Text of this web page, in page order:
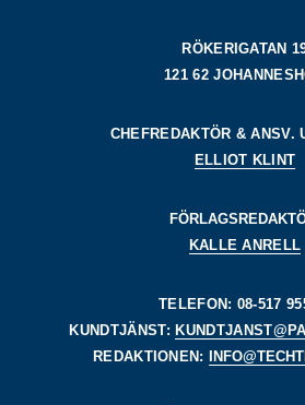
RÖKERIGATAN
121 62
CHEFREDAKTÖR & ANSV.
ELLIOT KLINT
KALLE ANRELL
TELEFON: 08-517
KUNDTJÄNST:
REDAKTIONEN: